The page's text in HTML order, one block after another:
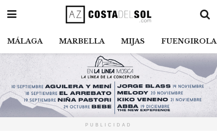
MÁLAGA MARBELLA MIJAS FUENGIROLA
PUBLICIDAD